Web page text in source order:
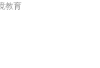
教育